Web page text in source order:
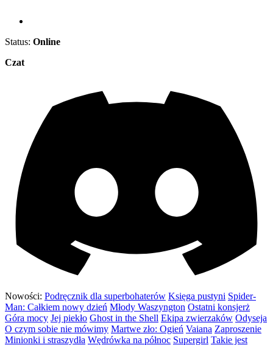
Status: Online
Czat
Nowości: Podręcznik dla superbohaterów Księga pustyni Spider-
Man: Całkiem nowy dzień Młody Waszyngton Ostatni konsjerż
Góra mocy Jej piekło Ghost in the Shell Ekipa zwierzaków Odyseja
O czym sobie nie mówimy Martwe zło: Ogień Vaiana Zaproszenie
Minionki i straszydła Wędrówka na północ Supergirl Takie jest